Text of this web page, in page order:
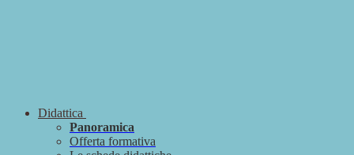
Didattica
Panoramica
Offerta formativa